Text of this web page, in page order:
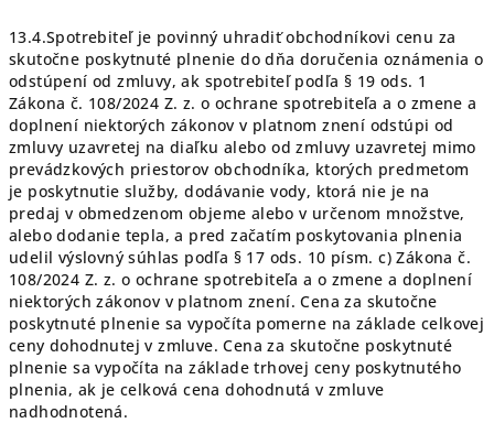
13.4.Spotrebiteľ je povinný uhradiť obchodníkovi cenu za
skutočne poskytnuté plnenie do dňa doručenia oznámenia o
odstúpení od zmluvy, ak spotrebiteľ podľa § 19 ods. 1
Zákona č. 108/2024 Z. z. o ochrane spotrebiteľa a o zmene a
doplnení niektorých zákonov v platnom znení odstúpi od
zmluvy uzavretej na diaľku alebo od zmluvy uzavretej mimo
prevádzkových priestorov obchodníka, ktorých predmetom
je poskytnutie služby, dodávanie vody, ktorá nie je na
predaj v obmedzenom objeme alebo v určenom množstve,
alebo dodanie tepla, a pred začatím poskytovania plnenia
udelil výslovný súhlas podľa § 17 ods. 10 písm. c) Zákona č.
108/2024 Z. z. o ochrane spotrebiteľa a o zmene a doplnení
niektorých zákonov v platnom znení. Cena za skutočne
poskytnuté plnenie sa vypočíta pomerne na základe celkovej
ceny dohodnutej v zmluve. Cena za skutočne poskytnuté
plnenie sa vypočíta na základe trhovej ceny poskytnutého
plnenia, ak je celková cena dohodnutá v zmluve
nadhodnotená.